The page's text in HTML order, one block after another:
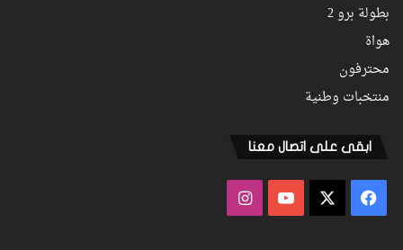
بطولة برو 2
هواة
محترفون
منتخبات وطنية
ابقى على اتصال معنا
فيسبوك ‫YouTubeانستقرام